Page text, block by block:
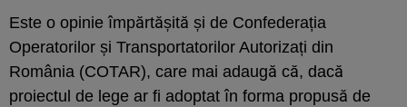
Este o opinie împărtășită și de Confederația
Operatorilor și Transportatorilor Autorizați din
România (COTAR), care mai adaugă că, dacă
proiectul de lege ar fi adoptat în forma propusă de